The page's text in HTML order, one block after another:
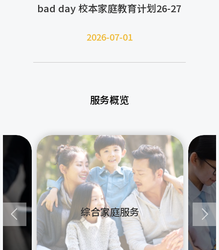
bad day 校本家庭教育计划26-27
2026-07-01
服务概览
综合家庭服务